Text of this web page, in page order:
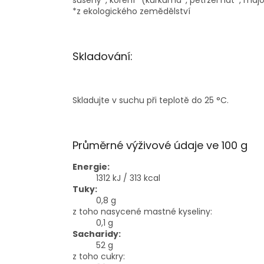
*z ekologického zemědělství
Skladování:
Skladujte v suchu při teplotě do 25 °C.
Průměrné výživové údaje ve 100 g
Energie:
1312 kJ / 313 kcal
Tuky:
0,8 g
z toho nasycené mastné kyseliny:
0,1 g
Sacharidy:
52 g
z toho cukry: